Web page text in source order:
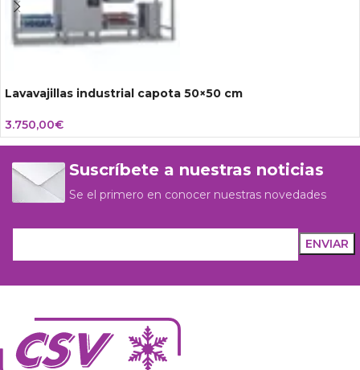
Lavavajillas industrial capota 50×50 cm
3.750,00€
Suscríbete a nuestras noticias
Se el primero en conocer nuestras novedades